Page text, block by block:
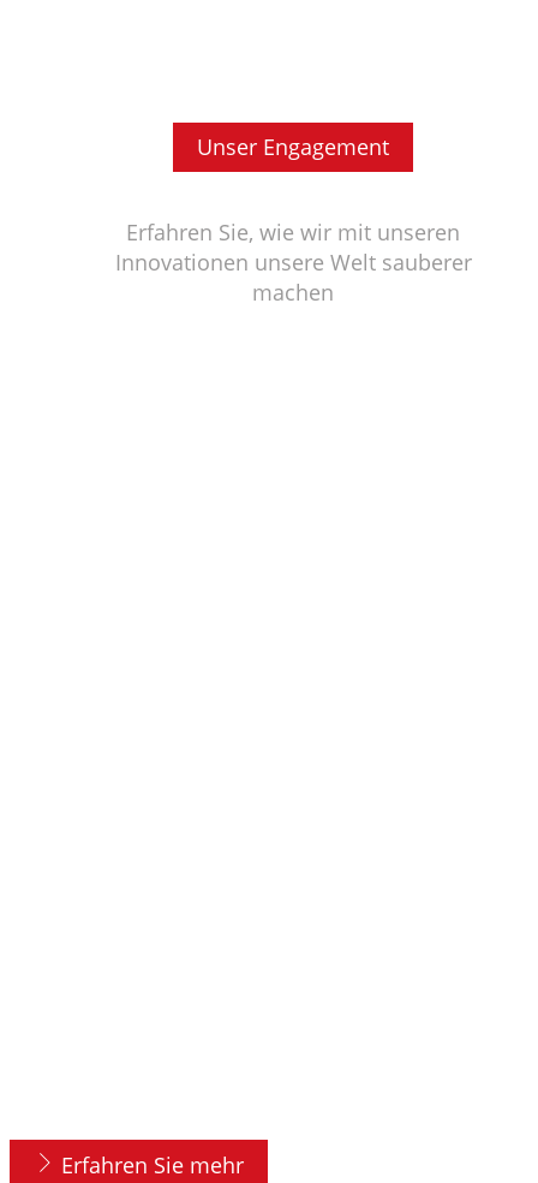
Unser Engagement
Erfahren Sie, wie wir mit unseren
Innovationen unsere Welt sauberer
machen
Erfahren Sie mehr